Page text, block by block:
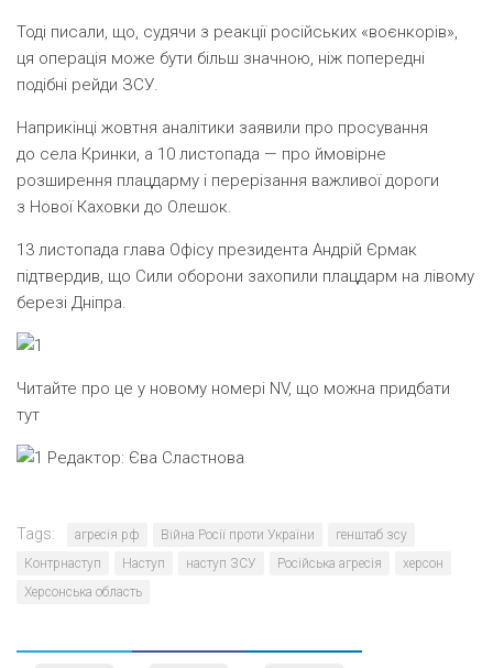
Тоді писали, що, судячи з реакції російських «воєнкорів»,
ця операція може бути більш значною, ніж попередні
подібні рейди ЗСУ.
Наприкінці жовтня аналітики заявили про просування
до села Кринки, а 10 листопада — про ймовірне
розширення плацдарму і перерізання важливої дороги
з Нової Каховки до Олешок.
13 листопада глава Офісу президента Андрій Єрмак
підтвердив, що Сили оборони захопили плацдарм на лівому
березі Дніпра.
Читайте про це у новому номері NV, що можна придбати
тут
Редактор: Єва Сластнова
Tags: агресія рф Війна Росії проти України
генштаб зсу
Контрнаступ
Наступ наступ ЗСУ Російська агресія
херсон
Херсонська область